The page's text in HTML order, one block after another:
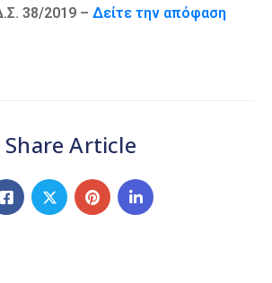
38/2019 – Δείτε την απόφαση
Share Article